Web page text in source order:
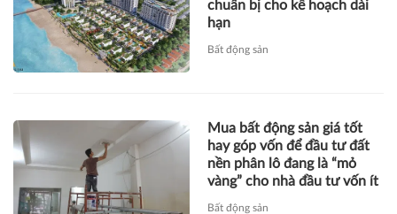
chuẩn bị cho kế hoạch dài
hạn
Bất động sản
Mua bất động sản giá tốt
hay góp vốn để đầu tư đất
nền phân lô đang là “mỏ
vàng” cho nhà đầu tư vốn ít
Bất động sản